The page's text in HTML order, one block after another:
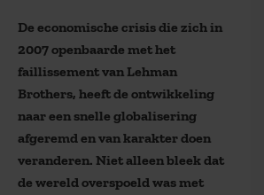
De economische crisis die zich in
2007 openbaarde met het
faillissement van Lehman
Brothers, heeft de ontwikkeling
naar een snelle globalisering
afgeremd en van karakter doen
veranderen. Niet alleen bleek dat
de wereld overspoeld was met